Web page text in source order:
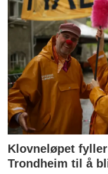
Klovneløpet
Trondheim til å